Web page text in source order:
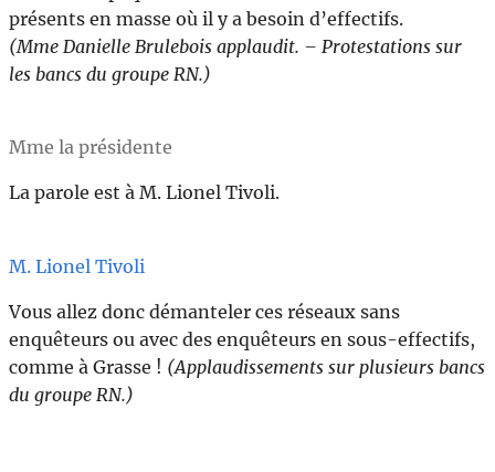
présents en masse où il y a besoin d’effectifs.
(Mme Danielle Brulebois applaudit. – Protestations sur
les bancs du groupe RN.)
Mme la présidente
La parole est à M. Lionel Tivoli.
M. Lionel Tivoli
Vous allez donc démanteler ces réseaux sans
enquêteurs ou avec des enquêteurs en sous-effectifs,
comme à Grasse ! (Applaudissements sur plusieurs bancs
du groupe RN.)